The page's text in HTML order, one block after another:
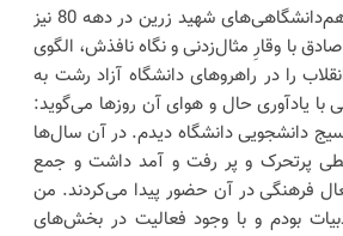
سمیه اقدامی از دیگر هم‌دانشگاهی‌های شهید زرین در دهه 80 نیز
با وقارِ مثال‌زدنی و نگاه نافذش، الگوی
را در راهروهای دانشگاه آزاد رشت به
با یادآوری حال و هوای آن روزها می‌گوید:
دانشجویی دانشگاه دیدم. در آن سال‌ها
پرتحرک و پر رفت‌ و آمد داشت و جمع
فرهنگی در آن حضور پیدا می‌کردند. من
بودم و با وجود فعالیت در بخش‌های